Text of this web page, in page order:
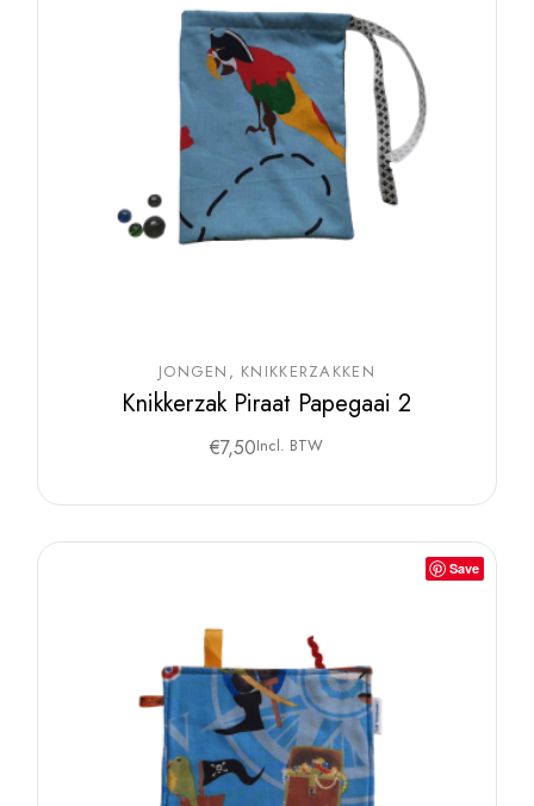
JONGEN KNIKKERZAKKEN
Knikkerzak Piraat Papegaai 2
€7,50Incl. BTW
Save